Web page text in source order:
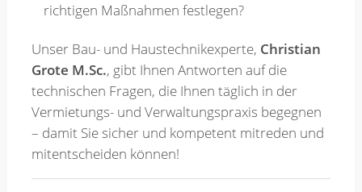
richtigen Maßnahmen festlegen?
Unser Bau- und Haustechnikexperte, Christian
Grote M.Sc., gibt Ihnen Antworten auf die
technischen Fragen, die Ihnen täglich in der
Vermietungs- und Verwaltungspraxis begegnen
– damit Sie sicher und kompetent mitreden und
mitentscheiden können!